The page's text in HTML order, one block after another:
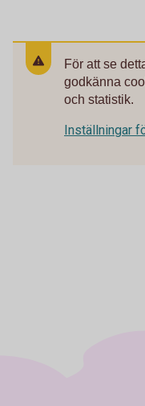
För att se
godkänna
och statistik.
Inställningar